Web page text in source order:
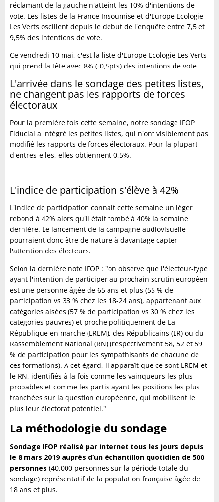
réclamant de la gauche n'atteint les 10% d'intentions de
vote. Les listes de la France Insoumise et d'Europe Ecologie
Les Verts oscillent depuis le début de l'enquête entre 7,5 et
9,5% des intentions de vote.
Ce vendredi 10 mai, c'est la liste d'Europe Ecologie Les Verts
qui prend la tête avec 8% (-0,5pts) des intentions de vote.
L'arrivée dans le sondage des petites listes,
ne changent pas les rapports de forces
électoraux
Pour la première fois cette semaine, notre sondage IFOP
Fiducial a intégré les petites listes, qui n'ont visiblement pas
modifié les rapports de forces électoraux. Pour la plupart
d'entres-elles, elles obtiennent 0,5%.
L'indice de participation s'élève à 42%
L'indice de participation connait cette semaine un léger
rebond à 42% alors qu'il était tombé à 40% la semaine
dernière. Le lancement de la campagne audiovisuelle
pourraient donc être de nature à davantage capter
l'attention des électeurs.
Selon la dernière note IFOP : "on observe que l'électeur-type
ayant l'intention de participer au prochain scrutin européen
est une personne âgée de 65 ans et plus (55 % de
participation vs 33 % chez les 18-24 ans), appartenant aux
catégories aisées (57 % de participation vs 30 % chez les
catégories pauvres) et proche politiquement de La
République en marche (LREM), des Républicains (LR) ou du
Rassemblement National (RN) (respectivement 58, 52 et 59
% de participation pour les sympathisants de chacune de
ces formations). A cet égard, il apparaît que ce sont LREM et
le RN, identifiés à la fois comme les vainqueurs les plus
probables et comme les partis ayant les positions les plus
tranchées sur la question européenne, qui mobilisent le
plus leur électorat potentiel."
La méthodologie du sondage
Sondage IFOP réalisé par internet tous les jours depuis
le 8 mars 2019 auprès d’un échantillon quotidien de 500
personnes (40.000 personnes sur la période totale du
sondage) représentatif de la population française âgée de
18 ans et plus.